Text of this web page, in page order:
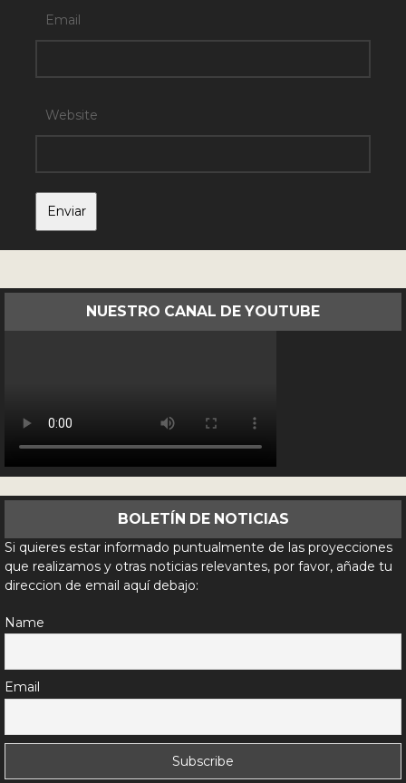
Email
Website
NUESTRO CANAL DE YOUTUBE
BOLETÍN DE NOTICIAS
Si quieres estar informado puntualmente de las proyecciones
que realizamos y otras noticias relevantes, por favor, añade tu
direccion de email aquí debajo:
Name
Email